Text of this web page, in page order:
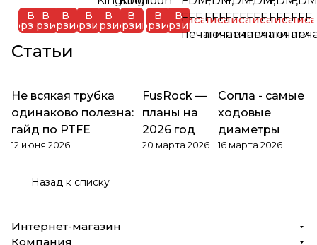
В
корзину
В
корзину
В
корзину
В
корзину
В
корзину
В
корзину
В
корзину
В
корзину
Подписаться
Подписаться
Подписаться
Подписаться
Статьи
Обзоры товаров
Не всякая трубка
одинаково полезна:
гайд по PTFE
12 июня 2026
Обзоры
товаров
FusRock —
планы на
2026 год
20 марта 2026
Обзоры
товаров
Сопла - самые
ходовые
диаметры
16 марта 2026
Назад к списку
Интернет-магазин
Компания